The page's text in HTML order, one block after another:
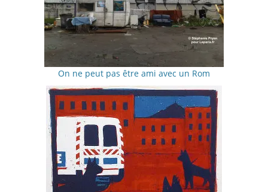
On ne peut pas être ami avec un Rom